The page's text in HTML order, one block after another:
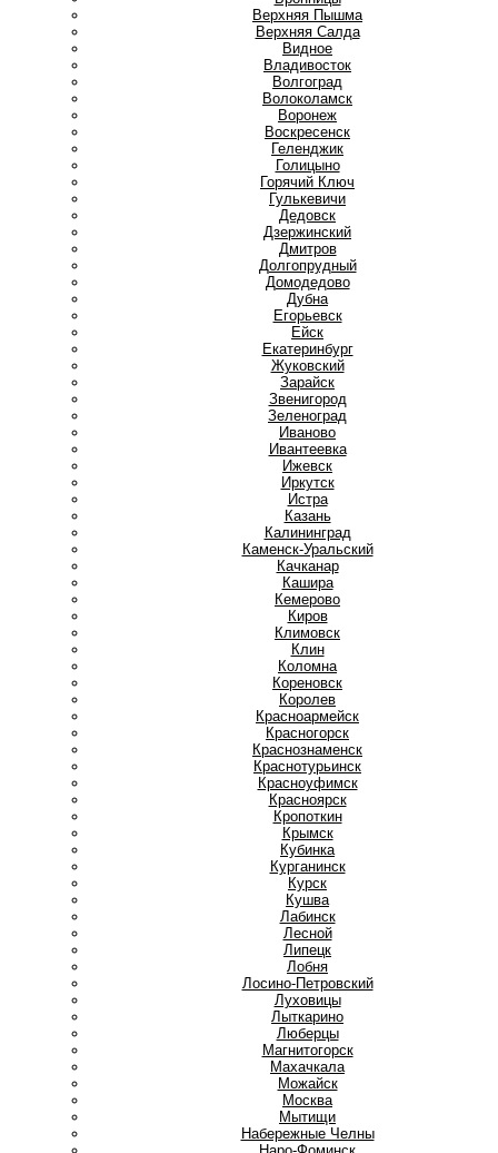
Верхняя Пышма
Верхняя Салда
Видное
Владивосток
Волгоград
Волоколамск
Воронеж
Воскресенск
Геленджик
Голицыно
Горячий Ключ
Гулькевичи
Дедовск
Дзержинский
Дмитров
Долгопрудный
Домодедово
Дубна
Егорьевск
Ейск
Екатеринбург
Жуковский
Зарайск
Звенигород
Зеленоград
Иваново
Ивантеевка
Ижевск
Иркутск
Истра
Казань
Калининград
Каменск-Уральский
Качканар
Кашира
Кемерово
Киров
Климовск
Клин
Коломна
Кореновск
Королев
Красноармейск
Красногорск
Краснознаменск
Краснотурьинск
Красноуфимск
Красноярск
Кропоткин
Крымск
Кубинка
Курганинск
Курск
Кушва
Лабинск
Лесной
Липецк
Лобня
Лосино-Петровский
Луховицы
Лыткарино
Люберцы
Магнитогорск
Махачкала
Можайск
Москва
Мытищи
Набережные Челны